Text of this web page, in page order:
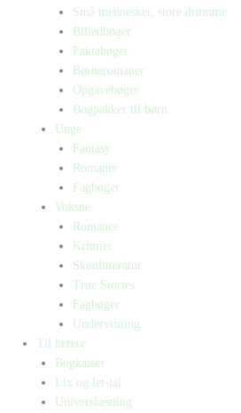
Små mennesker, store drømme
Billedbøger
Faktabøger
Børneromaner
Opgavebøger
Bogpakker til børn
Unge
Fantasy
Romaner
Fagbøger
Voksne
Romance
Krimier
Skønlitteratur
True Stories
Fagbøger
Undervisning
Til lærere
Bogkasser
Lix og let-tal
Universlæsning